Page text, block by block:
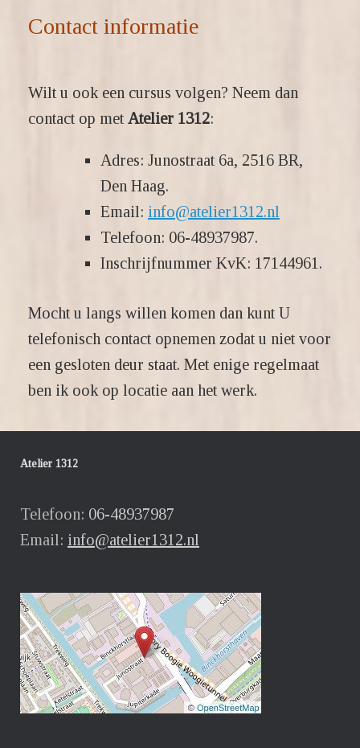
Contact informatie
Wilt u ook een cursus volgen? Neem dan
contact op met Atelier 1312:
Adres: Junostraat 6a, 2516 BR,
Den Haag.
Email: info@atelier1312.nl
Telefoon: 06-48937987.
Inschrijfnummer KvK: 17144961.
Mocht u langs willen komen dan kunt U
telefonisch contact opnemen zodat u niet voor
een gesloten deur staat. Met enige regelmaat
ben ik ook op locatie aan het werk.
Atelier 1312
Telefoon: 06-48937987
Email: info@atelier1312.nl